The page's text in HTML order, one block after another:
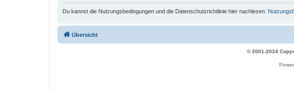
Du kannst die Nutzungsbedingungen und die Datenschutzrichtlinie hier nachlesen:
Übersicht
© 2001-2024